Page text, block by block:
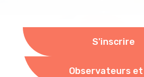
S'inscrire
Observateurs et